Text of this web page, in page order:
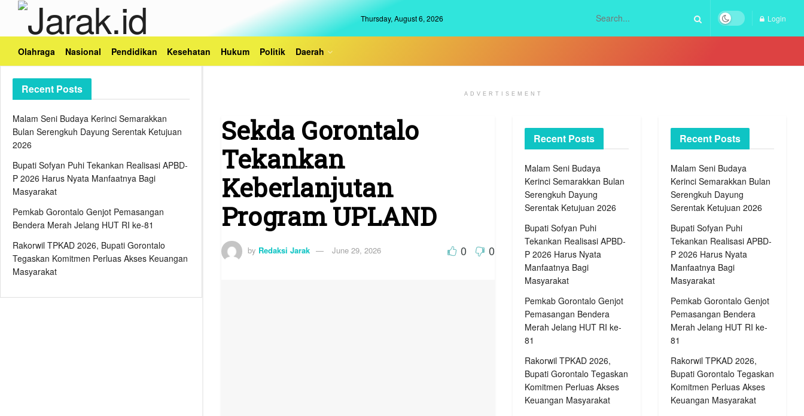
Recent Posts
Malam Seni Budaya Kerinci Semarakkan
Bulan Serengkuh Dayung Serentak Ketujuan
2026
Bupati Sofyan Puhi Tekankan Realisasi APBD-
P 2026 Harus Nyata Manfaatnya Bagi
Masyarakat
Pemkab Gorontalo Genjot Pemasangan
Bendera Merah Jelang HUT RI ke-81
Rakorwil TPKAD 2026, Bupati Gorontalo
Tegaskan Komitmen Perluas Akses Keuangan
Masyarakat
Thursday, August 6, 2026 Login
Olahraga Nasional Pendidikan Kesehatan Hukum Politik Daerah
ADVERTISEMENT
Sekda Gorontalo
Tekankan
Keberlanjutan
Program UPLAND
by Redaksi Jarak June 29, 2026 0 0
Recent Posts
Malam Seni Budaya
Kerinci Semarakkan Bulan
Serengkuh Dayung
Serentak Ketujuan 2026
Bupati Sofyan Puhi
Tekankan Realisasi APBD-
P 2026 Harus Nyata
Manfaatnya Bagi
Masyarakat
Pemkab Gorontalo Genjot
Pemasangan Bendera
Merah Jelang HUT RI ke-
81
Rakorwil TPKAD 2026,
Bupati Gorontalo Tegaskan
Komitmen Perluas Akses
Keuangan Masyarakat
Recent Posts
Malam Seni Budaya
Kerinci Semarakkan Bulan
Serengkuh Dayung
Serentak Ketujuan 2026
Bupati Sofyan Puhi
Tekankan Realisasi APBD-
P 2026 Harus Nyata
Manfaatnya Bagi
Masyarakat
Pemkab Gorontalo Genjot
Pemasangan Bendera
Merah Jelang HUT RI ke-
81
Rakorwil TPKAD 2026,
Bupati Gorontalo Tegaskan
Komitmen Perluas Akses
Keuangan Masyarakat